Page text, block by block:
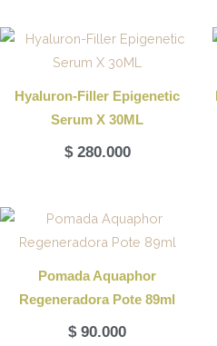
Hyaluron-Filler Epigenetic
Serum X 30ML
$280.000
Pomada Aquaphor
Regeneradora Pote 89ml
$90.000